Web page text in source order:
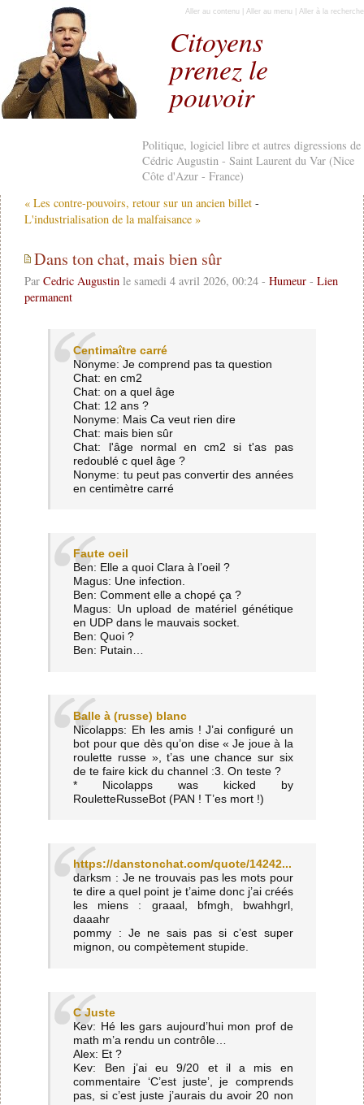
Citoyens
prenez le
pouvoir
Politique, logiciel libre et autres digressions de
Cédric Augustin - Saint Laurent du Var (Nice
Côte d'Azur - France)
Aller au contenu Aller au menu Aller à la recherche
« Les contre-pouvoirs, retour sur un ancien billet -
L'industrialisation de la malfaisance »
Dans ton chat, mais bien sûr
Par Cedric Augustinle samedi 4 avril 2026, 00:24 - Humeur- Lien
permanent
Centimaître carré
Nonyme: Je comprend pas ta question
Chat: en cm2
Chat: on a quel âge
Chat: 12 ans ?
Nonyme: Mais Ca veut rien dire
Chat: mais bien sûr
Chat: l'âge normal en cm2 si t'as pas
redoublé c quel âge ?
Nonyme: tu peut pas convertir des années
en centimètre carré
Faute oeil
Ben: Elle a quoi Clara à l’oeil ?
Magus: Une infection.
Ben: Comment elle a chopé ça ?
Magus: Un upload de matériel génétique
en UDP dans le mauvais socket.
Ben: Quoi ?
Ben: Putain…
Balle à (russe) blanc
Nicolapps: Eh les amis ! J’ai configuré un
bot pour que dès qu’on dise « Je joue à la
roulette russe », t’as une chance sur six
de te faire kick du channel :3. On teste ?
* Nicolapps was kicked by
RouletteRusseBot (PAN ! T’es mort !)
https://danstonchat.com/quote/14242...
darksm : Je ne trouvais pas les mots pour
te dire a quel point je t’aime donc j’ai créés
les miens : graaal, bfmgh, bwahhgrl,
daaahr
pommy : Je ne sais pas si c’est super
mignon, ou compètement stupide.
C Juste
Kev: Hé les gars aujourd’hui mon prof de
math m’a rendu un contrôle…
Alex: Et ?
Kev: Ben j’ai eu 9/20 et il a mis en
commentaire ‘C’est juste’, je comprends
pas, si c’est juste j’aurais du avoir 20 non